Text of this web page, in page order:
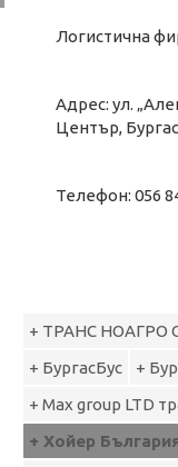
Логистична
Адрес: ул.
Център, Бургас
Телефон: 056
+ ТРАНС НОАГРО
+ БургасБус
+
+ Max group LTD
+ Хойер